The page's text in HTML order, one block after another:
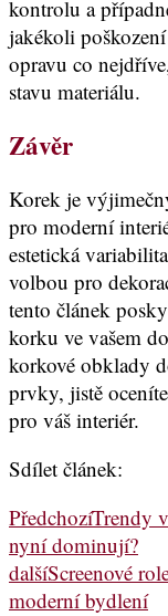
kontrolu a
jakékoli
opravu co
stavu materiálu.
Závěr
Korek je
pro moderní
estetická
volbou pro
tento článek
korku ve vašem
korkové obklady
prvky, jistě
pro váš interiér.
Sdílet článek:
PředchozíTrendy
nyní dominují?
dalšíScreenové
moderní bydlení